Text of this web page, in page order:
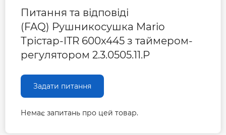
Питання та відповіді
(FAQ) Рушникосушка Mario
Трістар-ITR 600x445 з таймером-
регулятором 2.3.0505.11.P
Задати питання
Немає запитань про цей товар.